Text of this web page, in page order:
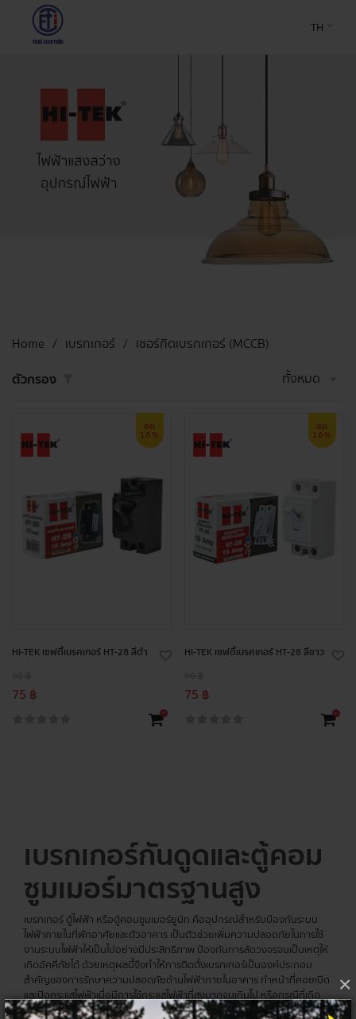
×
TH
Home เบรกเกอร์
เซอร์กิตเบรกเกอร์ (MCCB)
ตัวกรอง
ทั้งหมด
ลด
16%
HI-TEK เซฟตี้เบรคเกอร์ HT-28 สีดำ
75 ฿
+
ลด
16%
HI-TEK เซฟตี้เบรคเกอร์ HT-28 สีขาว
75 ฿
+
เบรกเกอร์กันดูดและตู้คอม
ซูมเมอร์มาตรฐานสูง
เบรกเกอร์ ตู้ไฟฟ้า หรือตู้คอนซูมเมอร์ยูนิท คืออุปกรณ์สำหรับป้องกันระบบ
ไฟฟ้าภายในที่พักอาศัยและตัวอาคาร เป็นตัวช่วยเพิ่มความปลอดภัยในการใช้
งานระบบไฟฟ้าให้เป็นไปอย่างมีประสิทธิภาพ ป้องกันการลัดวงจรจนเป็นเหตุให้
เกิดอัคคีภัยได้ ด้วยเหตุผลนี้จึงทำให้การติดตั้งเบรกเกอร์เป็นองค์ประกอบ
สำคัญของการรักษาความปลอดภัยด้านไฟฟ้าภายในอาคาร ทำหน้าที่คอยเปิด
และปิดกระแสไฟฟ้าเมื่อมีการใช้กระแสไฟฟ้าที่สูงมากจนเกินไป หรือกรณีที่เกิด
ไฟฟ้าลัดวงจร จึงต้องทำการเลือกอุปกรณ์ให้เหมาะสมสำหรับการใช้งานจริง